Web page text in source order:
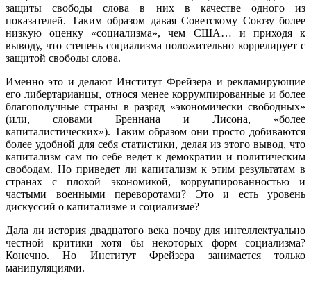
защиты свободы слова в них в качестве одного из
показателей. Таким образом давая Советскому Союзу более
низкую оценку «социализма», чем США… и приходя к
выводу, что степень социализма положительно коррелирует с
защитой свободы слова.
Именно это и делают Институт Фрейзера и рекламирующие
его либертарианцы, относя менее коррумпированные и более
благополучные страны в разряд «экономически свободных»
(или, словами Бреннана и Лисона, «более
капиталистических»). Таким образом они просто добиваются
более удобной для себя статистики, делая из этого вывод, что
капитализм сам по себе ведет к демократии и политическим
свободам. Но приведет ли капитализм к этим результатам в
странах с плохой экономикой, коррумпированностью и
частыми военными переворотами? Это и есть уровень
дискуссий о капитализме и социализме?
Дала ли история двадцатого века почву для интеллектуально
честной критики хотя бы некоторых форм социализма?
Конечно. Но Институт Фрейзера занимается только
манипуляциями.